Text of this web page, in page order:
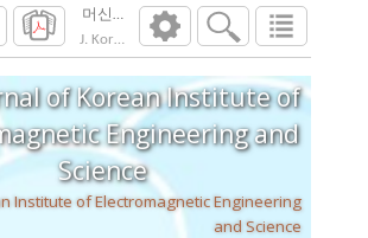
머신러닝 기반 한반도 기상 변수의 대기
J. Korean Inst. Electromagn. Eng. Sci.
of Korean Institute of
Engineering and
Science
Institute of Electromagnetic Engineering
and Science